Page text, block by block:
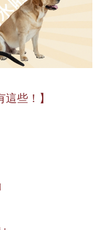
些！】